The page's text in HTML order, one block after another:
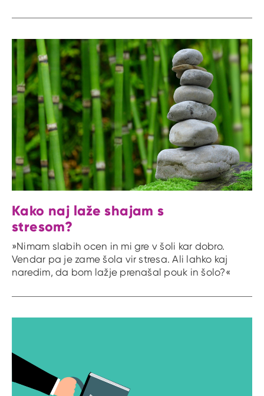
Kako naj laže shajam s
stresom?
»Nimam slabih ocen in mi gre v šoli kar dobro.
Vendar pa je zame šola vir stresa. Ali lahko kaj
naredim, da bom lažje prenašal pouk in šolo?«